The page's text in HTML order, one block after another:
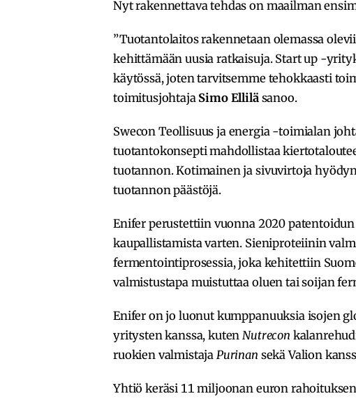
Nyt rakennettava tehdas on maailman
”Tuotantolaitos rakennetaan olemassa
kehittämään uusia ratkaisuja. Start up -
käytössä, joten tarvitsemme tehokkaasti
toimitusjohtaja Simo Elliläsanoo.
Swecon Teollisuus ja energia -toimialan
tuotantokonsepti mahdollistaa
tuotannon. Kotimainen ja sivuvirtoja
tuotannon päästöjä.
Enifer perustettiin vuonna 2020
kaupallistamista varten. Sieniproteiinin
fermentointiprosessia, joka kehitettiin
valmistustapa muistuttaa oluen tai soijan
Enifer on jo luonut kumppanuuksia isojen
yritysten kanssa, kutenNutrecon
ruokien valmistaja Purinan sekä Valion
Yhtiö keräsi 11 miljoonan euron